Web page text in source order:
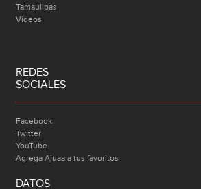
Tamaulipas
Videos
REDES
SOCIALES
Facebook
Twitter
YouTube
Agrega Ajuaa a tus favoritos
DATOS